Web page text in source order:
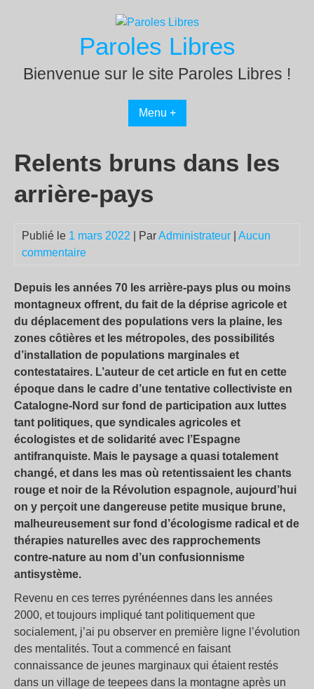
Paroles Libres
Bienvenue sur le site Paroles Libres !
Menu +
Relents bruns dans les
arrière-pays
Publié le 1 mars 2022 | ParAdministrateur
Aucun
commentaire
Depuis les années 70 les arrière-pays plus ou moins
montagneux offrent, du fait de la déprise agricole et
du déplacement des populations vers la plaine, les
zones côtières et les métropoles, des possibilités
d’installation de populations marginales et
contestataires. L’auteur de cet article en fut en cette
époque dans le cadre d’une tentative collectiviste en
Catalogne-Nord sur fond de participation aux luttes
tant politiques, que syndicales agricoles et
écologistes et de solidarité avec l’Espagne
antifranquiste. Mais le paysage a quasi totalement
changé, et dans les mas où retentissaient les chants
rouge et noir de la Révolution espagnole, aujourd’hui
on y perçoit une dangereuse petite musique brune,
malheureusement sur fond d’écologisme radical et de
thérapies naturelles avec des rapprochements
contre-nature au nom d’un confusionnisme
antisystème.
Revenu en ces terres pyrénéennes dans les années
2000, et toujours impliqué tant politiquement que
socialement, j’ai pu observer en première ligne l’évolution
des mentalités. Tout a commencé en faisant
connaissance de jeunes marginaux qui étaient restés
dans un village de teepees dans la montagne après un